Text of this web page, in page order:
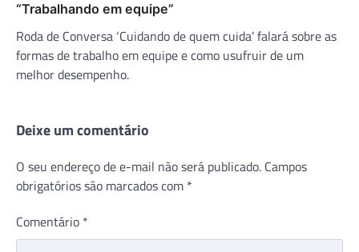
“Trabalhando em equipe”
Roda de Conversa ‘Cuidando de quem cuida’ falará sobre as
formas de trabalho em equipe e como usufruir de um
melhor desempenho.
Deixe um comentário
O seu endereço de e-mail não será publicado. Campos
obrigatórios são marcados com *
Comentário *